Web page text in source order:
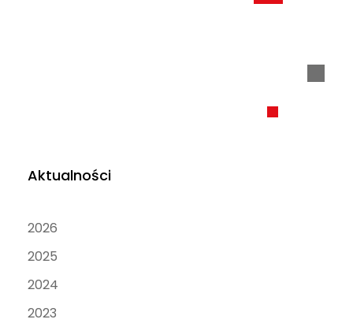
Aktualności
2026
2025
2024
2023